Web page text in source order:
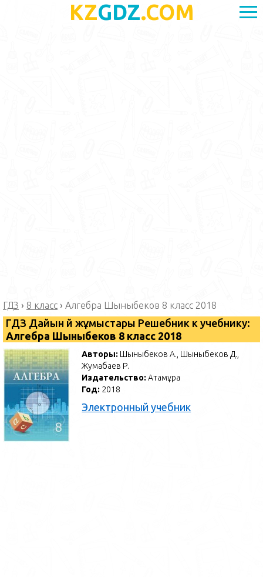
KZGDZ.COM
ГДЗ › 8 класс › Алгебра Шыныбеков 8 класс 2018
ГДЗ Дайын үй жұмыстары Решебник к учебнику:
Алгебра Шыныбеков 8 класс 2018
Авторы: Шыныбеков А., Шыныбеков Д.,
Жумабаев Р.
Издательство:Атамұра
Год: 2018
Электронный учебник